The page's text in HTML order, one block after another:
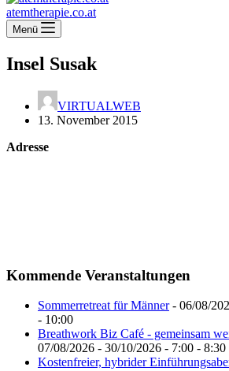
atemtherapie.co.at
Menü
Insel Susak
VIRTUALWEB
13. November 2015
Adresse
Kommende Veranstaltungen
Sommerretreat für Männer- 06/08/
- 10:00
Breathwork Biz Café - gemeinsam
07/08/2026 - 30/10/2026 - 7:00 - 8:30
Kostenfreier, hybrider